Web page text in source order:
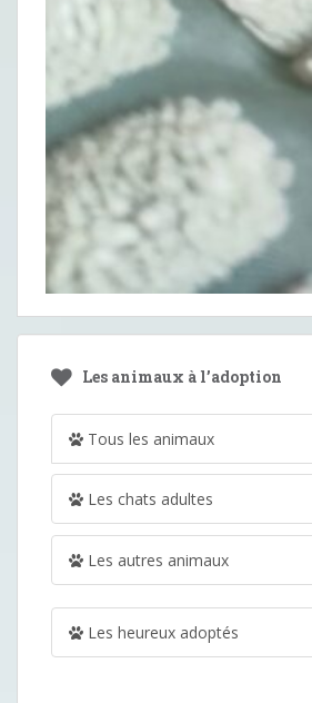
Les animaux à l’adoption
Tous les animaux
Les chats adultes
Les autres animaux
Les heureux adoptés